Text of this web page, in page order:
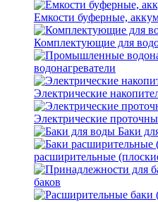
Емкости буферные,
Комплектующие для
водонагреватели
Электрические
Электрические
Баки
расширительные
баков